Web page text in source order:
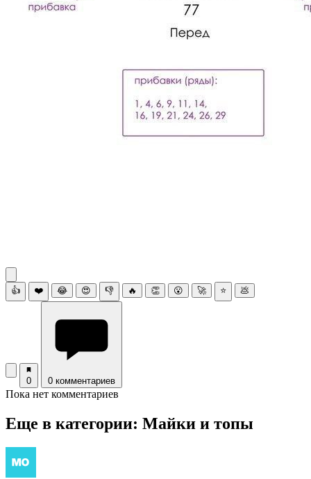
👍 ❤️ 😂 😍 👎 🔥 👏 😮 🚀 ⭐ 💩
0 0 комментариев
Пока нет комментариев
Еще в категории: Майки и топы